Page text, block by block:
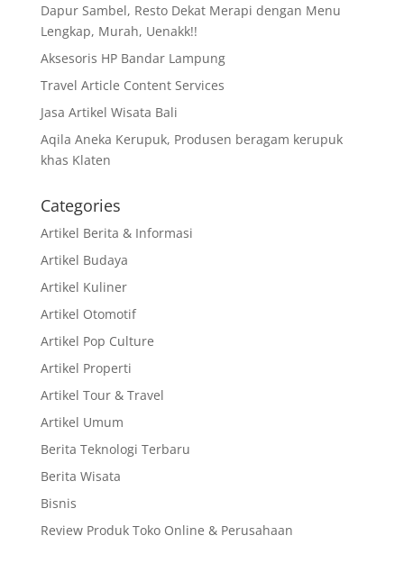
Dapur Sambel, Resto Dekat Merapi dengan Menu
Lengkap, Murah, Uenakk!!
Aksesoris HP Bandar Lampung
Travel Article Content Services
Jasa Artikel Wisata Bali
Aqila Aneka Kerupuk, Produsen beragam kerupuk
khas Klaten
Categories
Artikel Berita & Informasi
Artikel Budaya
Artikel Kuliner
Artikel Otomotif
Artikel Pop Culture
Artikel Properti
Artikel Tour & Travel
Artikel Umum
Berita Teknologi Terbaru
Berita Wisata
Bisnis
Review Produk Toko Online & Perusahaan